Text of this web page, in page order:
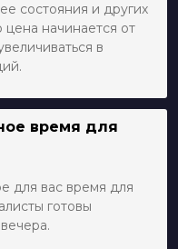
состояния и других
начинается от
в
время для
для вас время для
готовы